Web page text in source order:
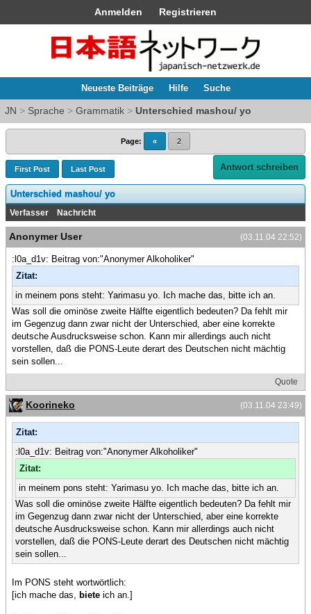
Anmelden Registrieren
Neueste Beiträge Hilfe Suche
JN > Sprache > Grammatik > Unterschied mashou/ yo
Page: « 2
First Post Last Post Antwort schreiben
Unterschied mashou/ yo
Verfasser Nachricht
(03.11.04 22:52)
Anonymer User
:l0a_d1v: Beitrag von:"Anonymer Alkoholiker"
Zitat:
in meinem pons steht: Yarimasu yo. Ich mache das, bitte ich an.
Was soll die ominöse zweite Hälfte eigentlich bedeuten? Da fehlt mir
im Gegenzug dann zwar nicht der Unterschied, aber eine korrekte
deutsche Ausdrucksweise schon. Kann mir allerdings auch nicht
vorstellen, daß die PONS-Leute derart des Deutschen nicht mächtig
sein sollen...
Quote
(03.11.04 23:49)
Koorineko
Zitat:
:l0a_d1v: Beitrag von:"Anonymer Alkoholiker"
Zitat:
in meinem pons steht: Yarimasu yo. Ich mache das, bitte ich an.
Was soll die ominöse zweite Hälfte eigentlich bedeuten? Da fehlt mir
im Gegenzug dann zwar nicht der Unterschied, aber eine korrekte
deutsche Ausdrucksweise schon. Kann mir allerdings auch nicht
vorstellen, daß die PONS-Leute derart des Deutschen nicht mächtig
sein sollen...
Im PONS steht wortwörtlich:
[ich mache das, biete ich an.]